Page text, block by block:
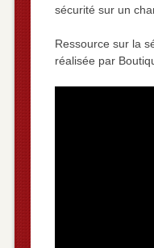
sécurité sur un
Ressource sur la
réalisée par